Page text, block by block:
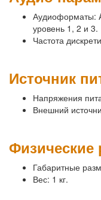
Аудиоформаты:
уровень 1, 2 и 3.
Частота
Источник
Напряжения
Внешний
Физические
Габаритные
Вес: 1 кг.